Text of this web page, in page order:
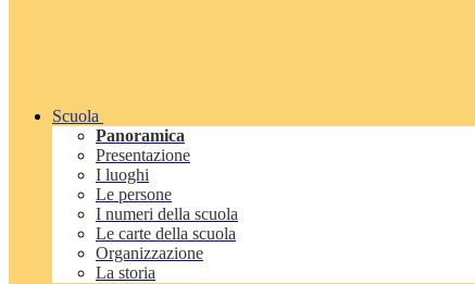
Scuola
Panoramica
Presentazione
I luoghi
Le persone
I numeri della scuola
Le carte della scuola
Organizzazione
La storia